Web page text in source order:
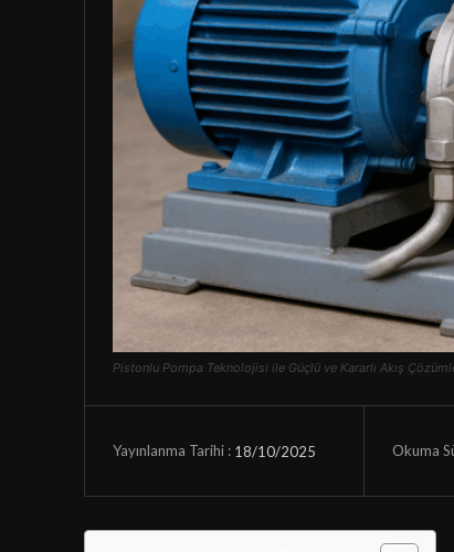
Pistonlu Pompa Teknolojisi ile Güçlü ve Kararlı Akış
Yayınlanma Tarihi : 18/10/2025 Okuma